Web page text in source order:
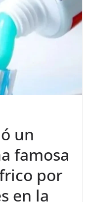
un
famosa
por
en la